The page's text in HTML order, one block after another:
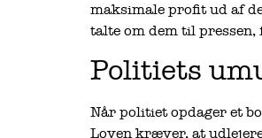
maksimale profit ud af
talte om dem til pressen,
Politiets
Når politiet opdager et
Loven kræver, at